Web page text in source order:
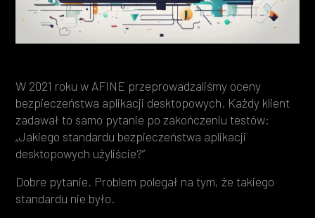
W 2021 roku w AFINE przeprowadzaliśmy oceny
bezpieczeństwa aplikacji desktopowych. Każdy klient
zadawał to samo pytanie po zakończeniu testów:
„Jakiego standardu bezpieczeństwa aplikacji
desktopowych użyliście?”
Dobre pytanie. Problem polegał na tym, że takiego
standardu nie było.
Heading 6